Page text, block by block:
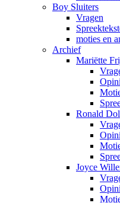
Boy Sluiters
Vragen
moties en
Archief
Mariëtte
Ronald Dol
Joyce